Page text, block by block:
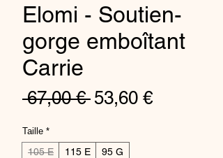
Elomi - Soutien-
gorge emboîtant
Carrie
67,00 € Regular
53,60 €Sale
Taille *
105 E 115 E 95 G